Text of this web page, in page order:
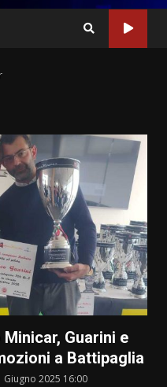
Guarini e
a Battipaglia
Giugno 2025 16:00